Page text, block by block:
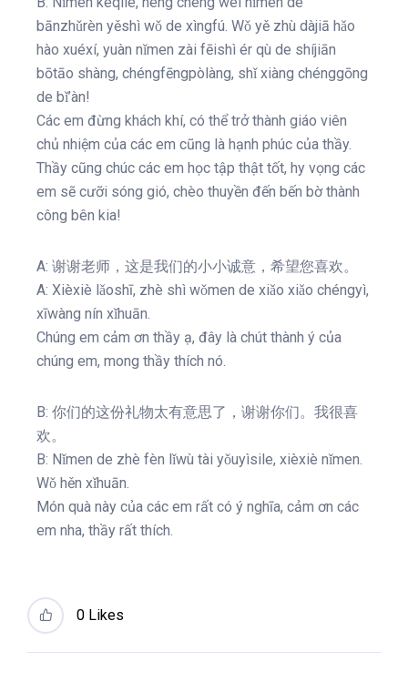
bānzhǔrèn yěshì wǒ de xìngfú. Wǒ yě zhù dàjiā hǎo
hào xuéxí, yuàn nǐmen zài fēishì ér qù de shíjiān
bōtāo shàng, chéngfēngpòlàng, shǐ xiàng chénggōng
de bǐ’àn!
Các em đừng khách khí, có thể trở thành giáo viên
chủ nhiệm của các em cũng là hạnh phúc của thầy.
Thầy cũng chúc các em học tập thật tốt, hy vọng các
em sẽ cưỡi sóng gió, chèo thuyền đến bến bờ thành
công bên kia!
A: 谢谢老师，这是我们的小小诚意，希望您喜欢。
A: Xièxiè lǎoshī, zhè shì wǒmen de xiǎo xiǎo chéngyì,
xīwàng nín xǐhuān.
Chúng em cảm ơn thầy ạ, đây là chút thành ý của
chúng em, mong thầy thích nó.
B: 你们的这份礼物太有意思了，谢谢你们。我很喜
欢。
B: Nǐmen de zhè fèn lǐwù tài yǒuyìsile, xièxiè nǐmen.
Wǒ hěn xǐhuān.
Món quà này của các em rất có ý nghĩa, cảm ơn các
em nha, thầy rất thích.
0 Likes